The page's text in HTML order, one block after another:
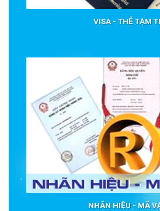
VISA - THẺ TẠM
NHÃN HIỆU - MÃ